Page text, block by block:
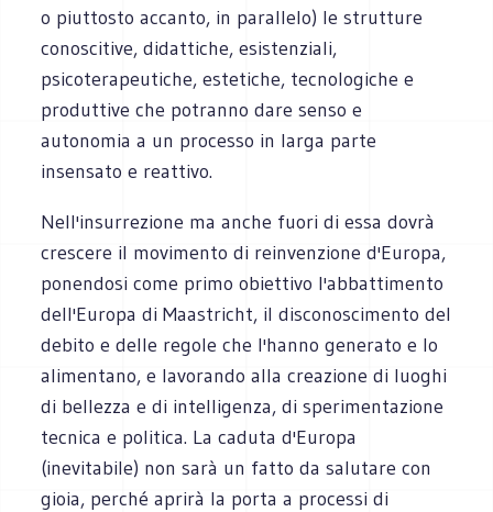
o piuttosto accanto, in parallelo) le strutture
conoscitive, didattiche, esistenziali,
psicoterapeutiche, estetiche, tecnologiche e
produttive che potranno dare senso e
autonomia a un processo in larga parte
insensato e reattivo.
Nell'insurrezione ma anche fuori di essa dovrà
crescere il movimento di reinvenzione d'Europa,
ponendosi come primo obiettivo l'abbattimento
dell'Europa di Maastricht, il disconoscimento del
debito e delle regole che l'hanno generato e lo
alimentano, e lavorando alla creazione di luoghi
di bellezza e di intelligenza, di sperimentazione
tecnica e politica. La caduta d'Europa
(inevitabile) non sarà un fatto da salutare con
gioia, perché aprirà la porta a processi di